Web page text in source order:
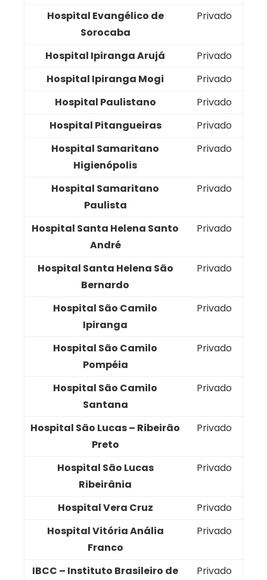
Hospital Evangélico de
Sorocaba
Privado
Hospital Ipiranga Arujá
Privado
Hospital Ipiranga Mogi
Privado
Hospital Paulistano
Privado
Hospital Pitangueiras
Privado
Hospital Samaritano
Higienópolis
Privado
Hospital Samaritano
Paulista
Privado
Hospital Santa Helena Santo
André
Privado
Hospital Santa Helena São
Bernardo
Privado
Hospital São Camilo
Ipiranga
Privado
Hospital São Camilo
Pompéia
Privado
Hospital São Camilo
Santana
Privado
Hospital São Lucas – Ribeirão
Preto
Privado
Hospital São Lucas
Ribeirânia
Privado
Hospital Vera Cruz
Privado
Hospital Vitória Anália
Franco
Privado
IBCC – Instituto Brasileiro de
Privado